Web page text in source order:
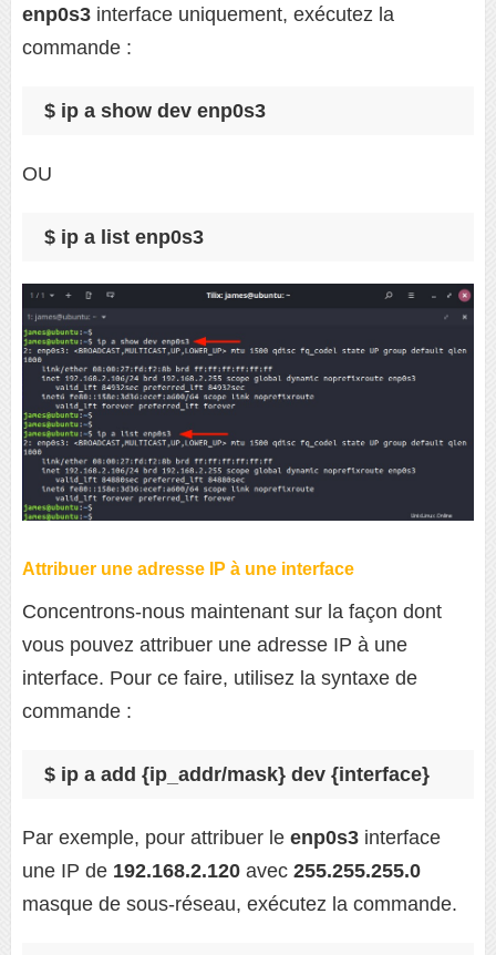
enp0s3 interface uniquement, exécutez la
commande :
$ ip a show dev enp0s3
OU
$ ip a list enp0s3
Attribuer une adresse IP à une interface
Concentrons-nous maintenant sur la façon dont
vous pouvez attribuer une adresse IP à une
interface. Pour ce faire, utilisez la syntaxe de
commande :
$ ip a add {ip_addr/mask} dev {interface}
Par exemple, pour attribuer le enp0s3 interface
une IP de 192.168.2.120 avec 255.255.255.0
masque de sous-réseau, exécutez la commande.